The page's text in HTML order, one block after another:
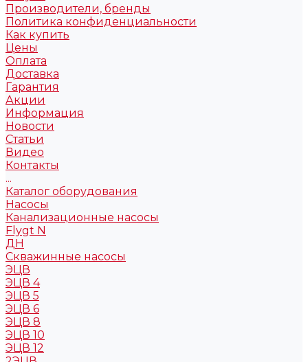
Производители, бренды
Политика конфиденциальности
Как купить
Цены
Оплата
Доставка
Гарантия
Акции
Информация
Новости
Статьи
Видео
Контакты
...
Каталог оборудования
Насосы
Канализационные насосы
Flygt N
ДН
Скважинные насосы
ЭЦВ
ЭЦВ 4
ЭЦВ 5
ЭЦВ 6
ЭЦВ 8
ЭЦВ 10
ЭЦВ 12